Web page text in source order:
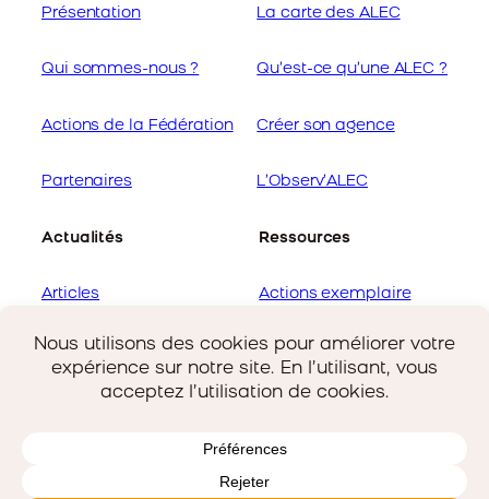
Présentation
Qui sommes-nous ?
Actions de la Fédération
Partenaires
La carte des ALEC
Qu’est-ce qu’une ALEC ?
Créer son agence
L’Observ’ALEC
Actualités
Articles
Offres d’emploi
Ressources
Actions exemplaire
Guides de la Fédération